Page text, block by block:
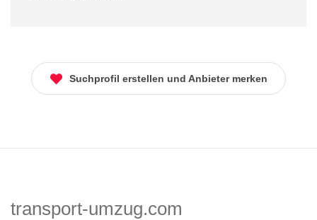
Suchprofil erstellen und Anbieter merken
transport-umzug.com